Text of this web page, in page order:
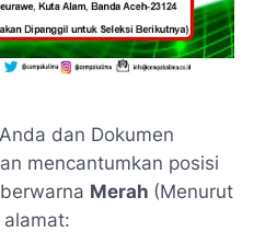
dan Dokumen
mencantumkan posisi
Merah (Menurut